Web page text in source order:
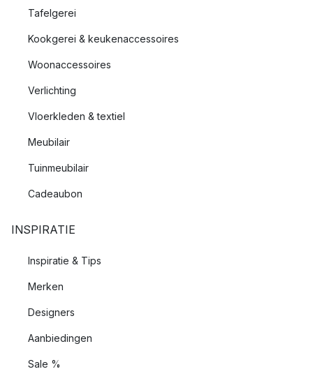
Tafelgerei
Kookgerei & keukenaccessoires
Woonaccessoires
Verlichting
Vloerkleden & textiel
Meubilair
Tuinmeubilair
Cadeaubon
INSPIRATIE
Inspiratie & Tips
Merken
Designers
Aanbiedingen
Sale %